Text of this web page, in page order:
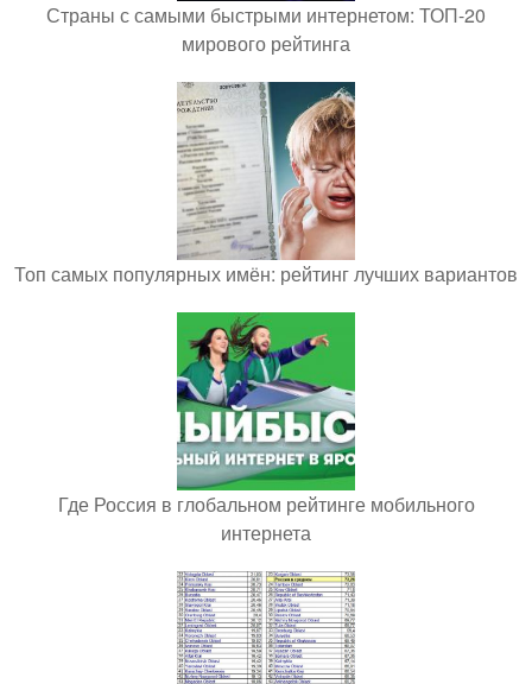
Страны с самыми быстрыми интернетом: ТОП-20
мирового рейтинга
Топ самых популярных имён: рейтинг лучших вариантов
Где Россия в глобальном рейтинге мобильного
интернета